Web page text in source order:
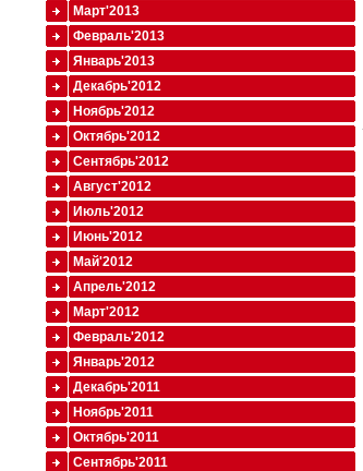
Март'2013
Февраль'2013
Январь'2013
Декабрь'2012
Ноябрь'2012
Октябрь'2012
Сентябрь'2012
Август'2012
Июль'2012
Июнь'2012
Май'2012
Апрель'2012
Март'2012
Февраль'2012
Январь'2012
Декабрь'2011
Ноябрь'2011
Октябрь'2011
Сентябрь'2011